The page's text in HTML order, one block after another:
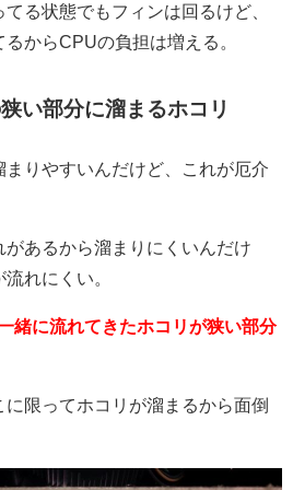
る状態でもフィンは回るけど、
からCPUの負担は増える。
い部分に溜まるホコリ
りやすいんだけど、これが厄介
があるから溜まりにくいんだけ
れにくい。
緒に流れてきたホコリが狭い部分
限ってホコリが溜まるから面倒